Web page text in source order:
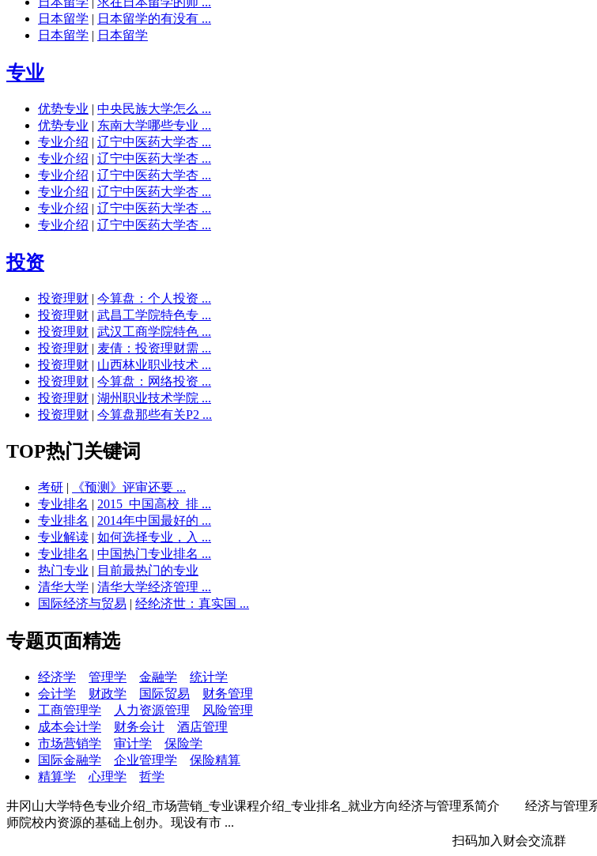
日本留学 | 日本留学的有没有 ...
日本留学 | 日本留学
专业
优势专业 | 中央民族大学怎么 ...
优势专业 | 东南大学哪些专业 ...
专业介绍 | 辽宁中医药大学杏 ...
专业介绍 | 辽宁中医药大学杏 ...
专业介绍 | 辽宁中医药大学杏 ...
专业介绍 | 辽宁中医药大学杏 ...
专业介绍 | 辽宁中医药大学杏 ...
专业介绍 | 辽宁中医药大学杏 ...
投资
投资理财 | 今算盘：个人投资 ...
投资理财 | 武昌工学院特色专 ...
投资理财 | 武汉工商学院特色 ...
投资理财 | 麦倩：投资理财需 ...
投资理财 | 山西林业职业技术 ...
投资理财 | 今算盘：网络投资 ...
投资理财 | 湖州职业技术学院 ...
投资理财 | 今算盘那些有关P2 ...
TOP热门关键词
考研 |
《预测》评审还要 ...
专业排名 | 2015_中国高校_排 ...
专业排名 | 2014年中国最好的 ...
专业解读 | 如何选择专业，入 ...
专业排名 | 中国热门专业排名 ...
热门专业 | 目前最热门的专业
清华大学 | 清华大学经济管理 ...
国际经济与贸易 | 经纶济世：真实国 ...
专题页面精选
经济学 管理学 金融学
统计学
会计学
财政学 国际贸易
财务管理
工商管理学
人力资源管理
风险管理
成本会计学
财务会计
酒店管理
市场营销学
审计学
保险学
国际金融学
企业管理学
保险精算
精算学
心理学 哲学
井冈山大学特色专业介绍_市场营销_专业课程介绍_专业排名_就业方向经济与管理系简介 经济与管理
师院校内资源的基础上创办。现设有市 ...
扫码加入财会交流群